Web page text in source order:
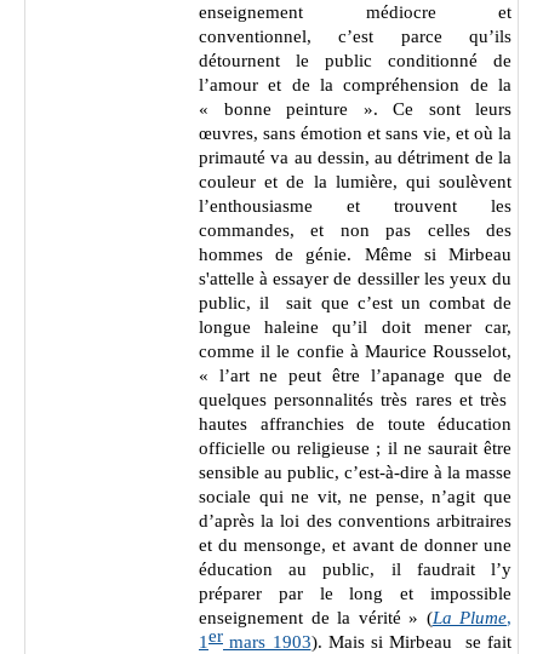
enseignement médiocre et
conventionnel, c’est parce qu’ils
détournent le public conditionné de
l’amour et de la compréhension de la
« bonne peinture ». Ce sont leurs
œuvres, sans émotion et sans vie, et où la
primauté va au dessin, au détriment de la
couleur et de la lumière, qui soulèvent
l’enthousiasme et trouvent les
commandes, et non pas celles des
hommes de génie. Même si Mirbeau
s'attelle à essayer de dessiller les yeux du
public, il sait que c’est un combat de
longue haleine qu’il doit mener car,
comme il le confie à Maurice Rousselot,
« l’art ne peut être l’apanage que de
quelques personnalités très rares et très
hautes affranchies de toute éducation
officielle ou religieuse ; il ne saurait être
sensible au public, c’est-à-dire à la masse
sociale qui ne vit, ne pense, n’agit que
d’après la loi des conventions arbitraires
et du mensonge, et avant de donner une
éducation au public, il faudrait l’y
préparer par le long et impossible
enseignement de la vérité » (La Plume,
1er mars 1903). Mais si Mirbeau se fait